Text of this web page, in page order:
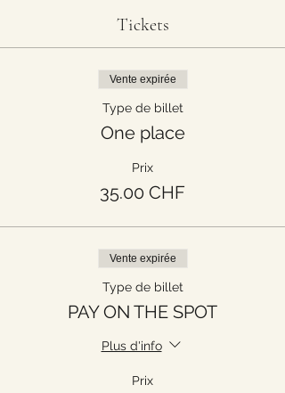
Tickets
Vente expirée
Type de billet
One place
Prix
35.00 CHF
Vente expirée
Type de billet
PAY ON THE SPOT
Plus d'info
Prix